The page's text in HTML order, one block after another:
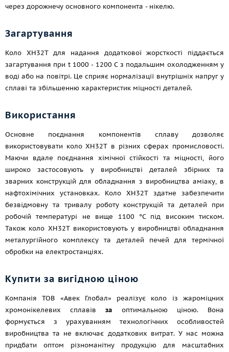
через дорожнечу основного компонента - нікелю.
Загартування
Коло ХН32Т для надання додаткової жорсткості піддається
загартування при t 1000 - 1200 С з подальшим охолодженням у
воді або на повітрі. Це сприяє нормалізації внутрішніх напруг у
сплаві та збільшенню характеристик міцності деталей.
Використання
Основне поєднання компонентів сплаву дозволяє
використовувати коло ХН32Т в різних сферах промисловості.
Маючи вдале поєднання хімічної стійкості та міцності, його
широко застосовують у виробництві деталей збірних та
зварних конструкцій для обладнання з виробництва аміаку, в
нафтохімічних установках. Коло ХН32Т здатне забезпечити
безвідмовну та тривалу роботу конструкцій та деталей при
робочій температурі не вище 1100 °C під високим тиском.
Також коло ХН32Т використовують у виробництві обладнання
металургійного комплексу та деталей печей для термічної
обробки на електростанціях.
Купити за вигідною ціною
Компанія ТОВ «Авек Глобал» реалізує коло із жароміцних
хромонікелевих сплавів за оптимальною ціною. Вона
формується з урахуванням технологічних особливостей
виробництва та не включає додаткових витрат. У нас можна
придбати оптом різноманітну продукцію для масштабних